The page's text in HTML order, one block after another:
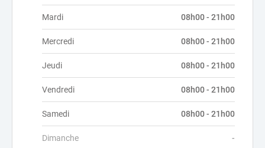
Mardi 08h00 - 21h00
Mercredi 08h00 - 21h00
Jeudi 08h00 - 21h00
Vendredi 08h00 - 21h00
Samedi 08h00 - 21h00
Dimanche -